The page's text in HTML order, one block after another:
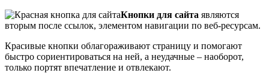
Кнопки для сайта являются
вторым после ссылок, элементом навигации по веб-ресурсам.
Красивые кнопки облагораживают страницу и помогают
быстро сориентироваться на ней, а неудачные – наоборот,
только портят впечатление и отвлекают.